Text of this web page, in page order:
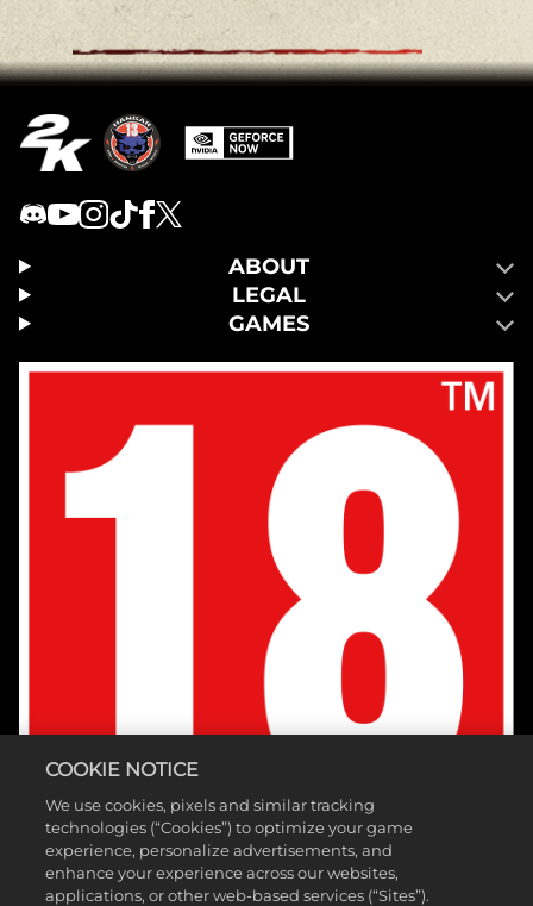
ABOUT
LEGAL
GAMES
COOKIE NOTICE
We use cookies, pixels and similar tracking
technologies (“Cookies”) to optimize your game
experience, personalize advertisements, and
enhance your experience across our websites,
applications, or other web-based services (“Sites”).